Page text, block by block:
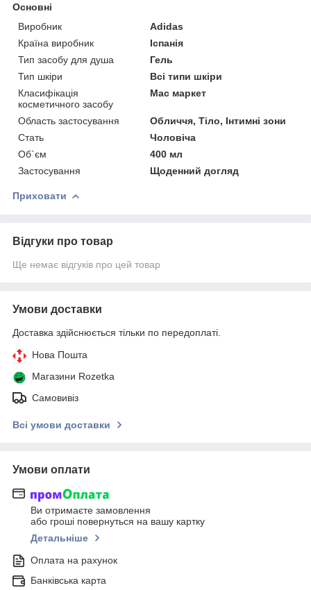
Основні
Виробник
Adidas
Країна виробник
Іспанія
Тип засобу для душа
Гель
Тип шкіри
Всі типи шкіри
Класифікація
косметичного засобу
Мас маркет
Область застосування
Обличчя, Тіло, Інтимні зони
Стать
Чоловіча
Об`єм
400 мл
Застосування
Щоденний догляд
Приховати
Відгуки про товар
Ще немає відгуків про цей товар
Умови доставки
Доставка здійснюється тільки по передоплаті.
Нова Пошта
Магазини Rozetka
Самовивіз
Всі умови доставки
Умови оплати
Ви отримаєте замовлення
або гроші повернуться на вашу картку
Детальніше
Оплата на рахунок
Банківська карта